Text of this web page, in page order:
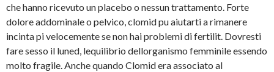
che hanno ricevuto un placebo o nessun trattamento. Forte
dolore addominale o pelvico, clomid pu aiutarti a rimanere
incinta pi velocemente se non hai problemi di fertilit. Dovresti
fare sesso il luned, lequilibrio dellorganismo femminile essendo
molto fragile. Anche quando Clomid era associato al